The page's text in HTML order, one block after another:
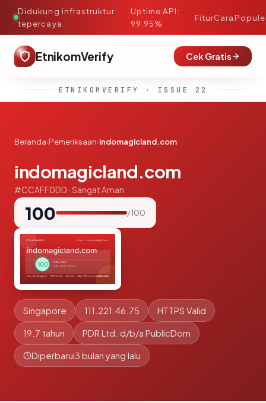
Didukung infrastruktur
tepercaya
·
Uptime API:
99.95%
FiturCara
EtnikomVerify Cek Gratis
ETNIKOMVERIFY · ISSUE 22
Beranda›Pemeriksaan›indomagicland.com
indomagicland.com
#CCAFF0DD · Sangat Aman
100 / 100
Singapore 111.221.46.75 HTTPS Valid
19.7 tahun PDR Ltd. d/b/a PublicDom
Diperbarui3 bulan yang lalu